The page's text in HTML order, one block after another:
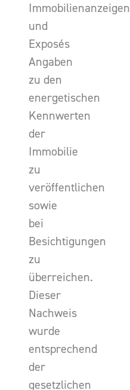
Immobilienanzeigen
und
Exposés
Angaben
zu den
energetischen
Kennwerten
der
Immobilie
zu
veröffentlichen
sowie
bei
Besichtigungen
zu
überreichen.
Dieser
Nachweis
wurde
entsprechend
der
gesetzlichen